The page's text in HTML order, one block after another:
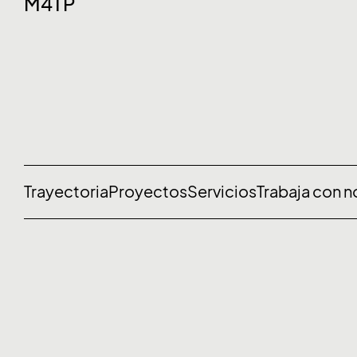
TrayectoriaProyectosServiciosTrabaja con